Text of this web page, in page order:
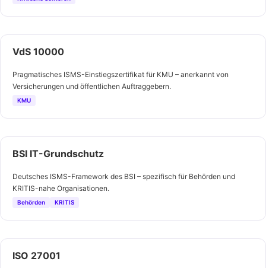
VdS 10000
Pragmatisches ISMS-Einstiegszertifikat für KMU – anerkannt von
Versicherungen und öffentlichen Auftraggebern.
KMU
BSI IT-Grundschutz
Deutsches ISMS-Framework des BSI – spezifisch für Behörden und
KRITIS-nahe Organisationen.
Behörden KRITIS
ISO 27001